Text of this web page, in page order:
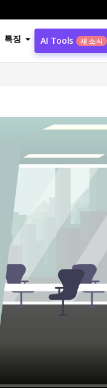
특징 AI Tools 새 소식